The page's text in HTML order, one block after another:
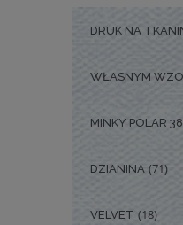
DRUK NA
WŁASNYM
MINKY POLAR
DZIANINA (71)
VELVET (18)